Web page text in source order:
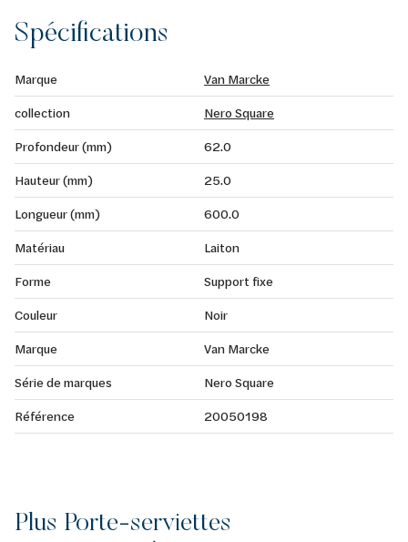
Spécifications
Marque
Van Marcke
collection
Nero Square
Profondeur (mm)
62.0
Hauteur (mm)
25.0
Longueur (mm)
600.0
Matériau
Laiton
Forme
Support fixe
Couleur
Noir
Marque
Van Marcke
Série de marques
Nero Square
Référence
20050198
Plus Porte-serviettes